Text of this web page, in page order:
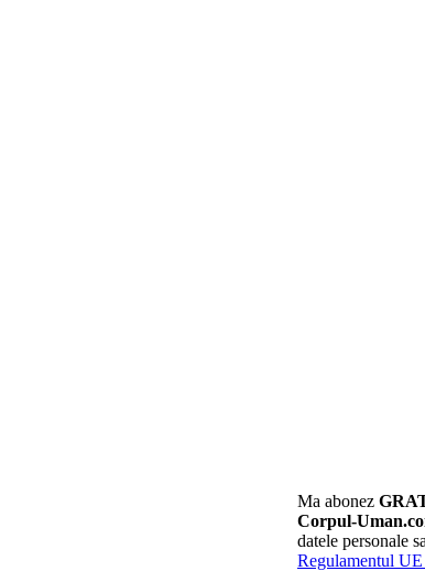
Ma abonez
Corpul-
datele personale
Regulamentul